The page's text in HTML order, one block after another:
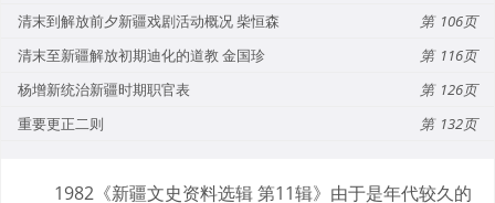
清末到解放前夕新疆戏剧活动概况 柴恒森
106
清末至新疆解放初期迪化的道教 金国珍
116
杨增新统治新疆时期职官表
126
重要更正二则
132
1982《新疆文史资料选辑 第11辑》由于是年代较久的